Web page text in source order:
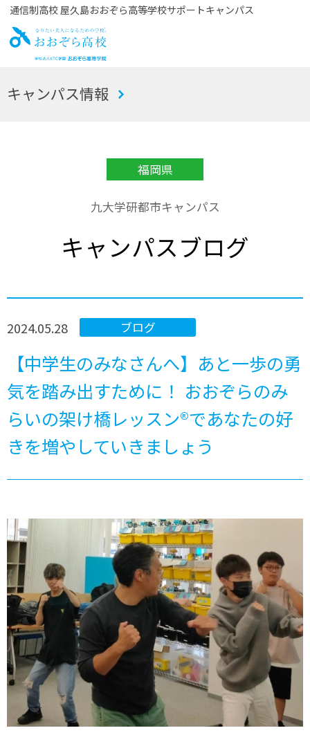
通信制高校 屋久島おおぞら高等学校サポートキャンパス
お
キャンパス情報
福岡県
九大学研都市キャンパス
キャンパスブログ
ブログ
2024.05.28
【中学生のみなさんへ】あと一歩の勇
気を踏み出すために！ おおぞらのみ
らいの架け橋レッスン®であなたの好
きを増やしていきましょう